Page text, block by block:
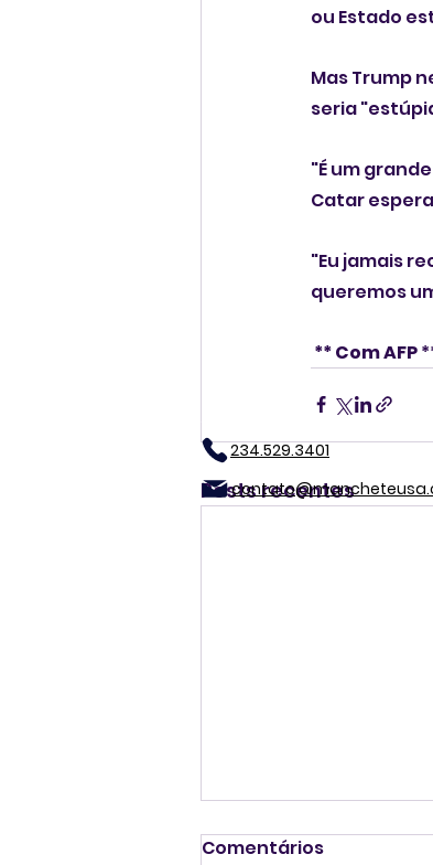
ou Estado
Mas Trump
seria
"É um
Catar
"Eu jamais
queremos
** Com AFP
Posts recentes
Comentários
234.529.3401